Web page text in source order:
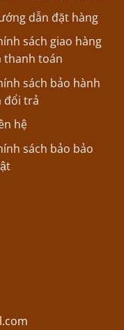
dẫn đặt hàng
sách giao hàng
thanh toán
sách bảo hành
đổi trả
hệ
sách bảo bảo